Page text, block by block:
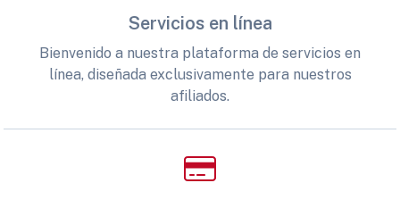
Servicios en línea
Bienvenido a nuestra plataforma de servicios en
línea, diseñada exclusivamente para nuestros
afiliados.